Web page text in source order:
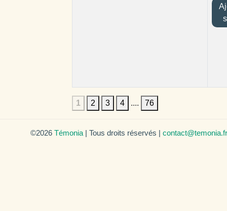
1 2 3 4 .... 76
©2026 Témonia | Tous droits réservés | contact@temonia.fr